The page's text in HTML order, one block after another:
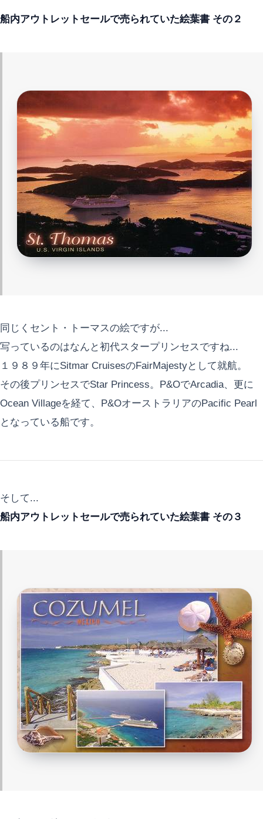
船内アウトレットセールで売られていた絵葉書 その２
同じくセント・トーマスの絵ですが...
写っているのはなんと初代スタープリンセスですね...
１９８９年にSitmar CruisesのFairMajestyとして就航。
その後プリンセスでStar Princess。P&OでArcadia、更に
Ocean Villageを経て、P&OオーストラリアのPacific Pearl
となっている船です。
そして...
船内アウトレットセールで売られていた絵葉書 その３